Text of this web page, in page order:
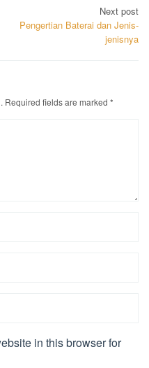
Next post
Pengertian Baterai dan Jenis-
jenisnya
Required fields are marked *
in this browser for